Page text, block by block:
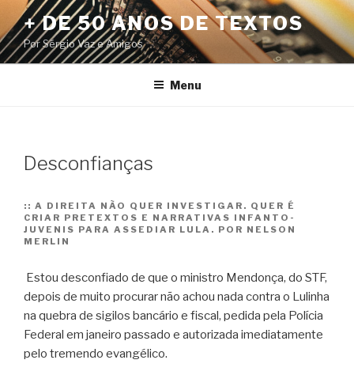
Pular
para
o
conteúdo
+ DE 50 ANOS DE TEXTOS
Por Sérgio Vaz e Amigos
Menu
Desconfianças
:: A DIREITA NÃO QUER INVESTIGAR. QUER É
CRIAR PRETEXTOS E NARRATIVAS INFANTO-
JUVENIS PARA ASSEDIAR LULA. POR NELSON
MERLIN
Estou desconfiado de que o ministro Mendonça, do STF,
depois de muito procurar não achou nada contra o Lulinha
na quebra de sigilos bancário e fiscal, pedida pela Polícia
Federal em janeiro passado e autorizada imediatamente
pelo tremendo evangélico.